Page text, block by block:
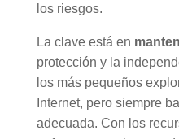
los riesgos.
La clave está en
protección y la
los más pequeños
Internet, pero siempre
adecuada. Con los